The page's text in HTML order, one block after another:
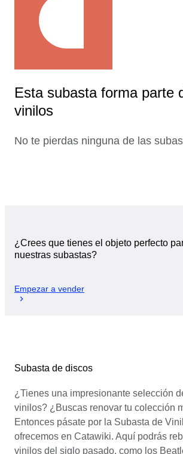
Esta subasta forma parte
vinilos
No te pierdas ninguna de las
¿Crees que tienes el objeto perfecto
nuestras subastas?
Empezar a vender
Subasta de discos
¿Tienes una impresionante selección
vinilos? ¿Buscas renovar tu colección
Entonces pásate por la Subasta de
ofrecemos en Catawiki. Aquí podrás
vinilos del siglo pasado, como los